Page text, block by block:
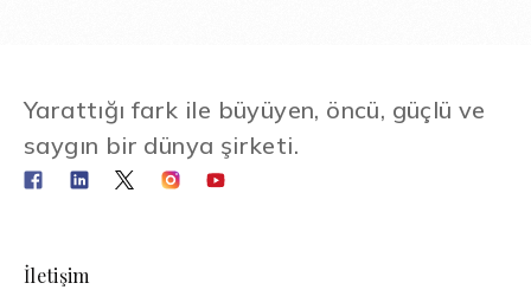
Yarattığı fark ile büyüyen, öncü, güçlü ve
saygın bir dünya şirketi.
İletişim